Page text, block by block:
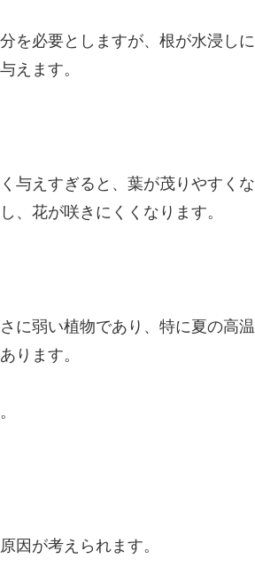
を必要としますが、根が水浸しに
えます。
与えすぎると、葉が茂りやすくな
、花が咲きにくくなります。
に弱い植物であり、特に夏の高温
ります。
因が考えられます。